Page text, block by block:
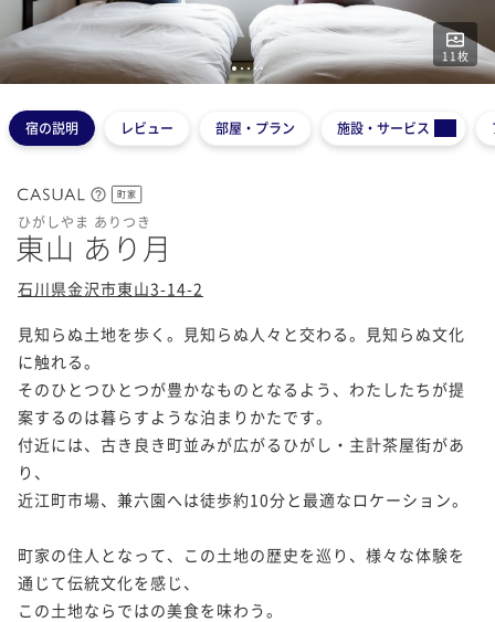
11 枚
12345
宿の説明 レビュー 部屋・プラン 施設・サービス
町家
ひがしやま ありつき
東山 あり月
石川県金沢市東山3-14-2
見知らぬ土地を歩く。見知らぬ人々と交わる。見知らぬ文化
に触れる。
そのひとつひとつが豊かなものとなるよう、わたしたちが提
案するのは暮らすような泊まりかたです。
付近には、古き良き町並みが広がるひがし・主計茶屋街があ
り、
近江町市場、兼六園へは徒歩約10分と最適なロケーション。
町家の住人となって、この土地の歴史を巡り、様々な体験を
通じて伝統文化を感じ、
この土地ならではの美食を味わう。